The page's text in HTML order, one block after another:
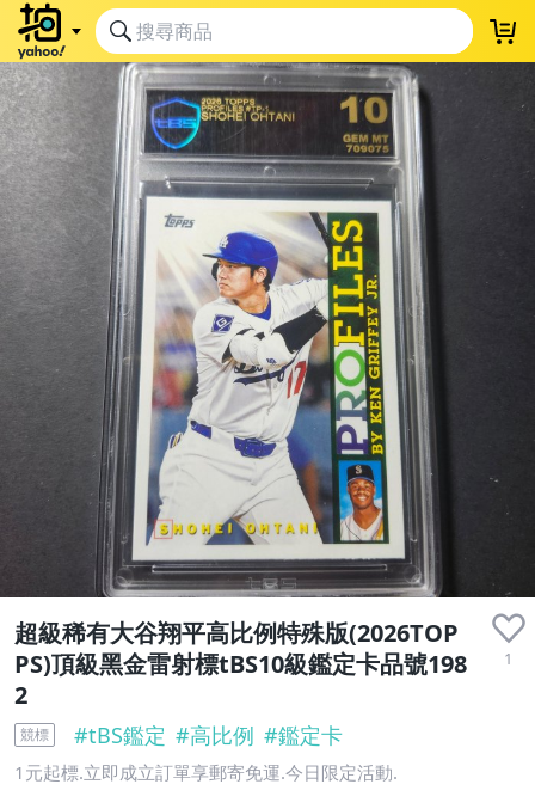
超級稀有大谷翔平高比例特殊版(2026TOP
PS)頂級黑金雷射標tBS10級鑑定卡品號198
2
1
競標 #tBS鑑定 #高比例 #鑑定卡
1元起標.立即成立訂單享郵寄免運.今日限定活動.